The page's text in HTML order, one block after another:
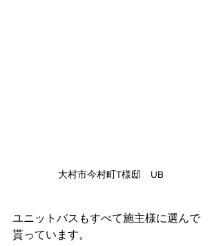
大村市今村町T様邸　UB
ユニットバスもすべて施主様に選んで
貰っています。